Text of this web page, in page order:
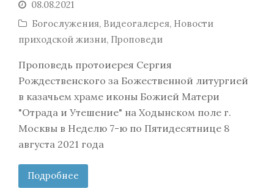
08.08.2021
Богослужения, Видеогалерея, Новости
приходской жизни, Проповеди
Проповедь протоиерея Сергия
Рождественского за Божественной литургией
в казачьем храме иконы Божией Матери
"Отрада и Утешение" на Ходынском поле г.
Москвы в Неделю 7-ю по Пятидесятнице 8
августа 2021 года
Подробнее